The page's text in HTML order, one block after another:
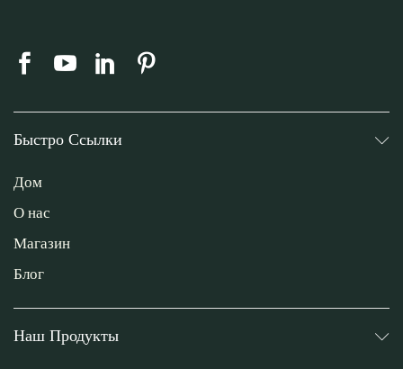
Быстро Ссылки
Дом
О нас
Магазин
Блог
Наш Продукты